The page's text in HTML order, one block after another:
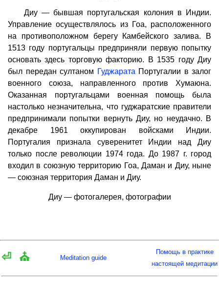
Диу — бывшая португальская колония в Индии.
Управление осуществлялось из Гоа, расположенного
на противоположном берегу Камбейского залива. В
1513 году португальцы предприняли первую попытку
основать здесь торговую факторию. В 1535 году Диу
был передан султаном Гуджарата Португалии в залог
военного союза, направленного против Хумаюна.
Оказанная португальцами военная помощь была
настолько незначительна, что гуджаратские правители
предпринимали попытки вернуть Диу, но неудачно. В
декабре 1961 оккупирован войсками Индии.
Португалия признала суверенитет Индии над Диу
только после революции 1974 года. До 1987 г. город
входил в союзную территорию Гоа, Даман и Диу, ныне
— союзная территория Даман и Диу.
Диу — фотогалерея, фотографии
⏎ ⛪ Meditation guide
Помощь в практике
настоящей медитации